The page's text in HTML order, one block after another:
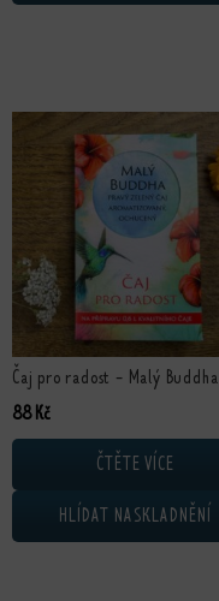
Čaj pro radost - Malý Buddha
88 Kč
ČTĚTE VÍCE
HLÍDAT NASKLADNĚNÍ